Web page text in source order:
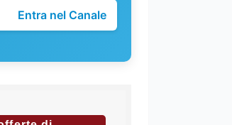
Entra nel Canale